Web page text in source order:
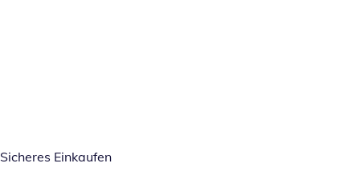
Sicheres Einkaufen